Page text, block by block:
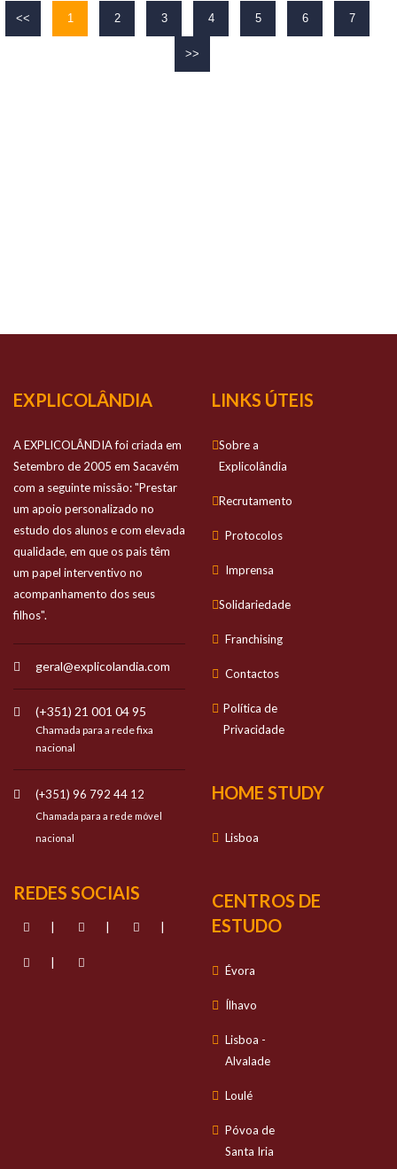
<< 1 2 3 4 5 6 7
>>
EXPLICOLÂNDIA
A EXPLICOLÂNDIA foi criada em
Setembro de 2005 em Sacavém
com a seguinte missão: "Prestar
um apoio personalizado no
estudo dos alunos e com elevada
qualidade, em que os pais têm
um papel interventivo no
acompanhamento dos seus
filhos".
geral@explicolandia.com
(+351) 21 001 04 95
Chamada para a rede fixa
nacional
(+351) 96 792 44 12
Chamada para a rede móvel
nacional
REDES SOCIAIS
| | |
|
LINKS ÚTEIS
Sobre a
Explicolândia
Recrutamento
Protocolos
Imprensa
Solidariedade
Franchising
Contactos
Política de
Privacidade
HOME STUDY
Lisboa
CENTROS DE
ESTUDO
Évora
Ílhavo
Lisboa -
Alvalade
Loulé
Póvoa de
Santa Iria